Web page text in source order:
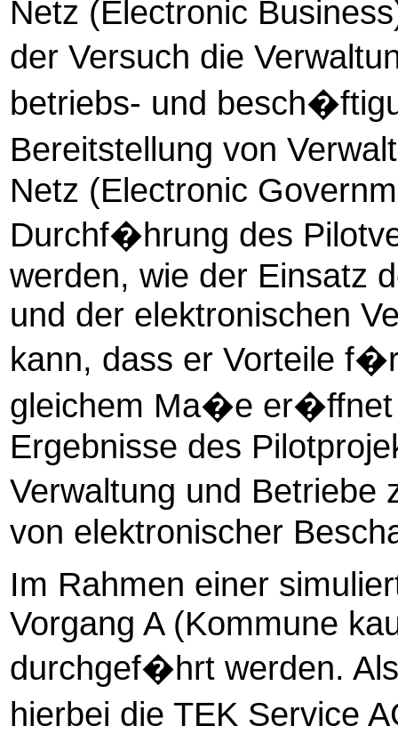
Netz (Electronic
der Versuch die
betriebs- und
Bereitstellung von
Netz (Electronic
Durchf�hrung des
werden, wie der Einsatz
und der elektronischen
kann, dass er Vorteile
gleichem Ma�e er�ffnet
Ergebnisse des
Verwaltung und
von elektronischer
Im Rahmen einer
Vorgang A (Kommune
durchgef�hrt werden.
hierbei die TEK Service